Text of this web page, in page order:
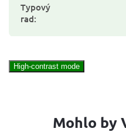
Typový
rad:
High-contrast mode
Mohlo by